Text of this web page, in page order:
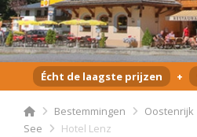
Écht de laagste prijzen +
Bestemmingen Oostenrijk
See
Hotel Lenz